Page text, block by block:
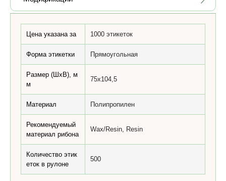
Цена указана за 1000 этикеток
Форма этикетки Прямоугольная
Размер (ШхВ), м
м
75x104,5
Материал Полипропилен
Рекомендуемый
материал рибона
Wax/Resin, Resin
Количество этик
еток в рулоне
500